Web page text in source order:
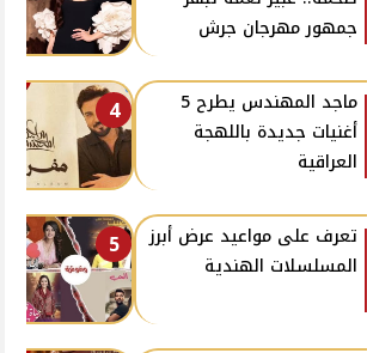
جمهور مهرجان جرش
4
ماجد المهندس يطرح 5
أغنيات جديدة باللهجة
العراقية
5
تعرف على مواعيد عرض أبرز
المسلسلات الهندية